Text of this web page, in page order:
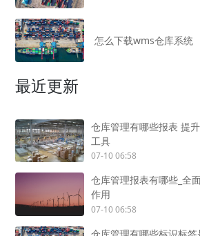
怎么下载wms仓库系统
最近更新
仓库管理有哪些报表 提
工具
07-10 06:58
仓库管理报表有哪些_全
作用
07-10 06:58
仓库管理有哪些标识标